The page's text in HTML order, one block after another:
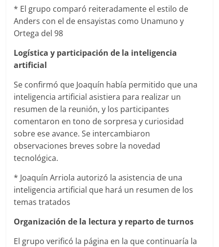
* El grupo comparó reiteradamente el estilo de
Anders con el de ensayistas como Unamuno y
Ortega del 98
Logística y participación de la inteligencia
artificial
Se confirmó que Joaquín había permitido que una
inteligencia artificial asistiera para realizar un
resumen de la reunión, y los participantes
comentaron en tono de sorpresa y curiosidad
sobre ese avance. Se intercambiaron
observaciones breves sobre la novedad
tecnológica.
* Joaquín Arriola autorizó la asistencia de una
inteligencia artificial que hará un resumen de los
temas tratados
Organización de la lectura y reparto de turnos
El grupo verificó la página en la que continuaría la